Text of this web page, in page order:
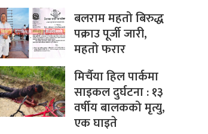
बलराम महतो बिरुद्ध
पक्राउ पूर्जी जारी,
महतो फरार
मिर्चैया हिल पार्कमा
साइकल दुर्घटना : १३
वर्षीय बालकको मृत्यु,
एक घाइते